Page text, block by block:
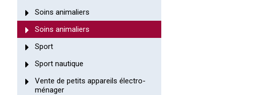
Soins animaliers
Soins animaliers
Sport
Sport nautique
Vente de petits appareils électro-
ménager